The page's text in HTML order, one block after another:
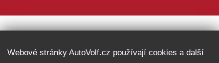
Webové stránky AutoVolf.cz používají cookies a další